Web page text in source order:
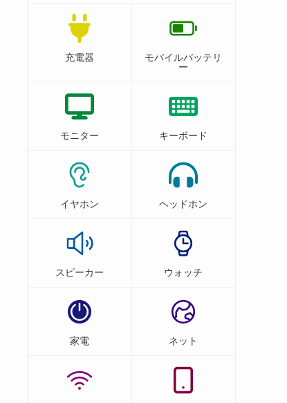
充電器
モバイルバッテリ
ー
モニター キーボード
イヤホン ヘッドホン
スピーカー ウォッチ
家電 ネット